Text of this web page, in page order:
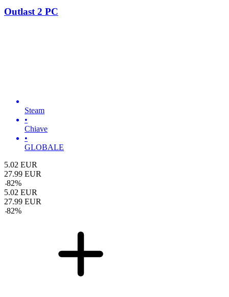
Outlast 2 PC
Steam
•
Chiave
•
GLOBALE
5.02 EUR
27.99 EUR
-82%
5.02 EUR
27.99 EUR
-82%